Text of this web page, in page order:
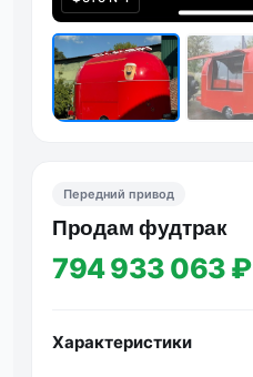
Передний привод
Продам фудтрак
794 933 063 ₽
Характеристики